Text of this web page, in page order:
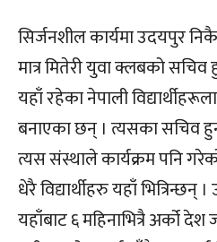
सिर्जनशील कार्यमा उदयपुर
मात्र मितेरी युवा क्लबको
यहाँ रहेका नेपाली
बनाएका छन् । त्यसका सचिव
त्यस संस्थाले कार्यक्रम पनि
धेरै विद्यार्थीहरु यहाँ
यहाँबाट ६ महिनाभित्रै अर्को